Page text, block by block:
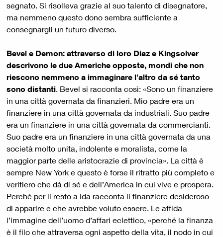
segnato. Si risolleva grazie al suo talento di disegnatore,
ma nemmeno questo dono sembra sufficiente a
consegnargli un futuro diverso.
Bevel e Demon: attraverso di loro Diaz e Kingsolver
descrivono le due Americhe opposte, mondi che non
riescono nemmeno a immaginare l’altro da sé tanto
sono distanti. Bevel si racconta così: «Sono un finanziere
in una città governata da finanzieri. Mio padre era un
finanziere in una città governata da industriali. Suo padre
era un finanziere in una città governata da commercianti.
Suo padre era un finanziere in una città governata da una
società molto unita, indolente e moralista, come la
maggior parte delle aristocrazie di provincia». La città è
sempre New York e questo è forse il ritratto più completo e
veritiero che dà di sé e dell’America in cui vive e prospera.
Perché per il resto a Ida racconta il finanziere desideroso
di apparire e che avrebbe voluto essere. Le affida
l’immagine dell’uomo d’affari eclettico, «perché la finanza
è il filo che attraversa ogni aspetto della vita, il nodo in cui